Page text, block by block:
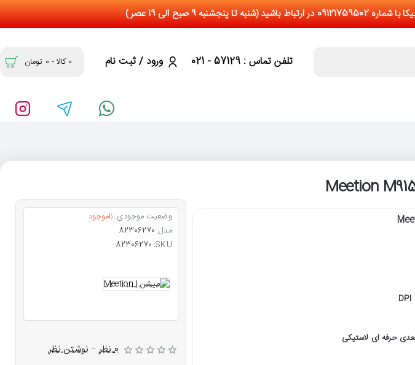
تلفن تماس : 57129 - 021 ورود / ثبت نام 0 کالا - 0 تومان
وضعیت موجودی: ناموجود
مدل: 82306270
SKU:
82306270
0 نظر - نوشتن نظر